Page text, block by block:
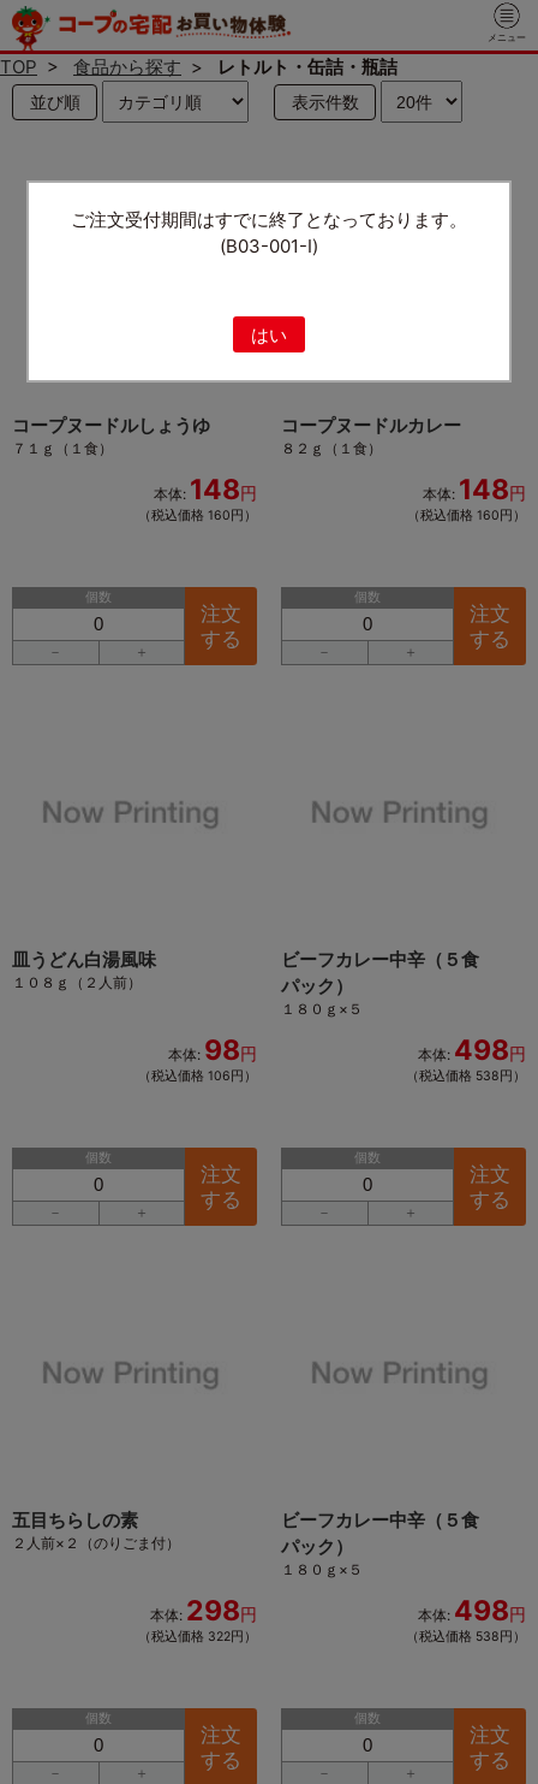
ご注文受付期間はすでに終了となっております。
(B03-001-I)
はい
メニュー
TOP > 食品から探す > レトルト・缶詰・瓶詰
並び順 表示件数
コープヌードルしょうゆ
７１ｇ（１食）
本体: 148円
（税込価格 160円）
個数
－ ＋
注文
する
コープヌードルカレー
８２ｇ（１食）
本体: 148円
（税込価格 160円）
個数
－ ＋
注文
する
皿うどん白湯風味
１０８ｇ（２人前）
本体: 98円
（税込価格 106円）
個数
－ ＋
注文
する
ビーフカレー中辛（５食
パック）
１８０ｇ×５
本体: 498円
（税込価格 538円）
個数
－ ＋
注文
する
五目ちらしの素
２人前×２（のりごま付）
本体: 298円
（税込価格 322円）
個数
－ ＋
注文
する
ビーフカレー中辛（５食
パック）
１８０ｇ×５
本体: 498円
（税込価格 538円）
個数
－ ＋
注文
する